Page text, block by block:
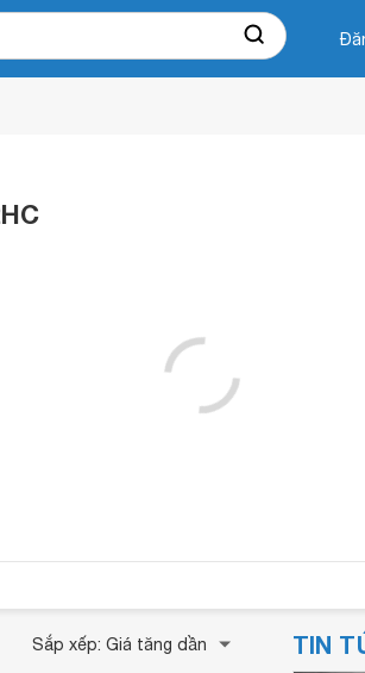
Sắp xếp: Giá tăng dần TIN